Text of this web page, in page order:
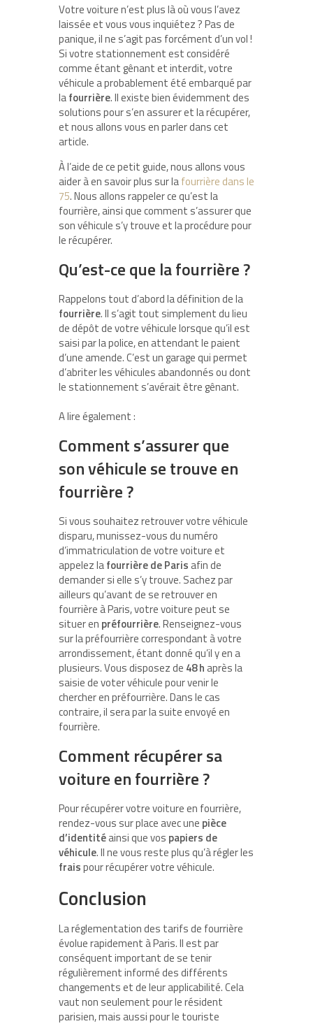
Votre voiture n’est plus là où vous l’avez
laissée et vous vous inquiétez ? Pas de
panique, il ne s’agit pas forcément d’un vol !
Si votre stationnement est considéré
comme étant gênant et interdit, votre
véhicule a probablement été embarqué par
lafourrière. Il existe bien évidemment des
solutions pour s’en assurer et la récupérer,
et nous allons vous en parler dans cet
article.
À l’aide de ce petit guide, nous allons vous
aider à en savoir plus sur lafourrière dans le
75. Nous allons rappeler ce qu’est la
fourrière, ainsi que comment s’assurer que
son véhicule s’y trouve et la procédure pour
le récupérer.
Qu’est-ce que la fourrière ?
Rappelons tout d’abord la définition de la
fourrière. Il s’agit tout simplement du lieu
de dépôt de votre véhicule lorsque qu’il est
saisi par la police, en attendant le paient
d’une amende. C’est un garage qui permet
d’abriter les véhicules abandonnés ou dont
le stationnement s’avérait être gênant.
A lire également :
Comment s’assurer que
son véhicule se trouve en
fourrière ?
Si vous souhaitez retrouver votre véhicule
disparu, munissez-vous du numéro
d’immatriculation de votre voiture et
appelez lafourrière de Paris afin de
demander si elle s’y trouve. Sachez par
ailleurs qu’avant de se retrouver en
fourrière à Paris, votre voiture peut se
situer en préfourrière. Renseignez-vous
sur la préfourrière correspondant à votre
arrondissement, étant donné qu’il y en a
plusieurs. Vous disposez de 48 h après la
saisie de voter véhicule pour venir le
chercher en préfourrière. Dans le cas
contraire, il sera par la suite envoyé en
fourrière.
Comment récupérer sa
voiture en fourrière ?
Pour récupérer votre voiture en fourrière,
rendez-vous sur place avec une pièce
d’identitéainsi que vos papiers de
véhicule. Il ne vous reste plus qu’à régler les
fraispour récupérer votre véhicule.
Conclusion
La réglementation des tarifs de fourrière
évolue rapidement à Paris. Il est par
conséquent important de se tenir
régulièrement informé des différents
changements et de leur applicabilité. Cela
vaut non seulement pour le résident
parisien, mais aussi pour le touriste